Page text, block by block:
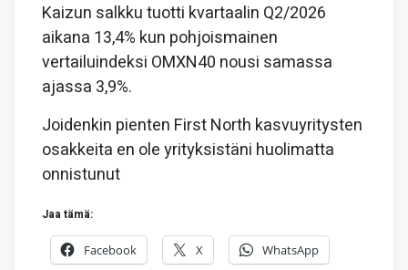
Kaizun salkku tuotti kvartaalin Q2/2026
aikana 13,4% kun pohjoismainen
vertailuindeksi OMXN40 nousi samassa
ajassa 3,9%.
Joidenkin pienten First North kasvuyritysten
osakkeita en ole yrityksistäni huolimatta
onnistunut
Jaa tämä:
Facebook X WhatsApp